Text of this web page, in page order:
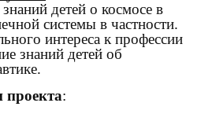
детей о космосе в
системы в частности.
интереса к профессии
знаний детей об
проекта: